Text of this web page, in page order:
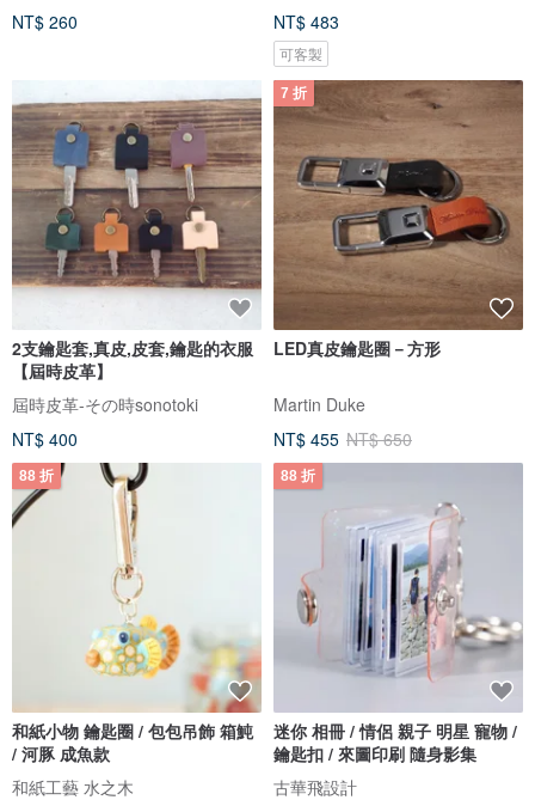
NT$ 260
NT$ 483
可客製
2支鑰匙套,真皮,皮套,鑰匙的衣服
【屆時皮革】
屆時皮革-その時sonotoki
NT$ 400
7 折
LED真皮鑰匙圈－方形
Martin Duke
NT$ 455 NT$ 650
88 折
和紙小物 鑰匙圈 / 包包吊飾 箱魨
/ 河豚 成魚款
和紙工藝 水之木
88 折
迷你 相冊 / 情侶 親子 明星 寵物 /
鑰匙扣 / 來圖印刷 隨身影集
古華飛設計